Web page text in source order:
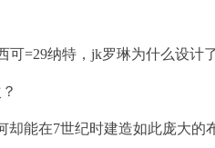
可=29纳特，jk罗琳为什么设计
能在7世纪时建造如此庞大的